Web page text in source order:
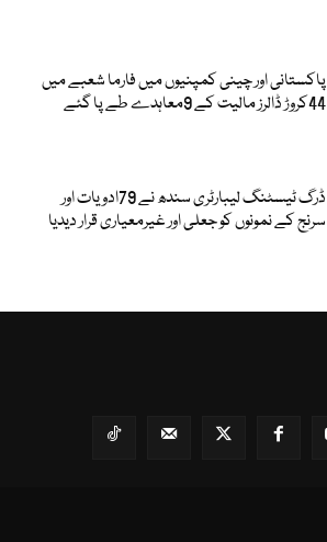
پاکستانی اور چینی کمپنیوں میں فارما شعبے میں
44کروڑ ڈالرز مالیت کے 9معاہدے طے پا گئے
ڈرگ ٹیسٹنگ لیبارٹری سندھ نے 79ادویات اور
سرنج کے نمونوں کو جعلی اور غیرمعیاری قرار دیدیا